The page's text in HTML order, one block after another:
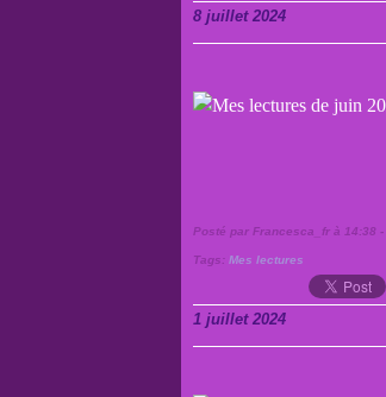
8 juillet 2024
Posté par Francesca_fr à 14:38 -
Tags: Mes lectures
1 juillet 2024